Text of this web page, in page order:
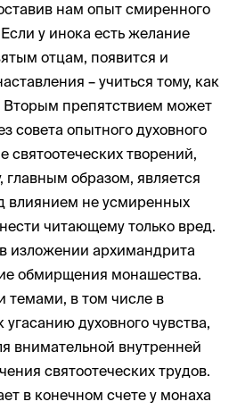
нам опыт смиренного
у инока есть желание
отцам, появится и
– учиться тому, как
Вторым препятствием может
совета опытного духовного
святоотеческих творений,
образом, является
влиянием не усмиренных
читающему только вред.
изложении архимандрита
обмирщения монашества.
темами, в том числе в
духовного чувства,
внимательной внутренней
святоотеческих трудов.
в конечном счете у монаха